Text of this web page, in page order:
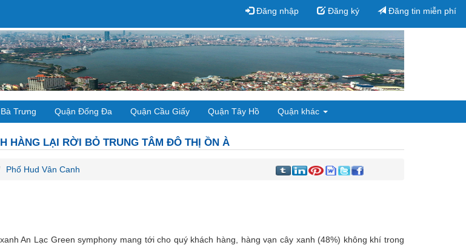
Đăng nhập Đăng ký Đăng tin miễn phí
Trưng Quận Đống Đa Quận Cầu Giấy Quận Tây Hồ Quận khác
HÀNG LẠI RỜI BỎ TRUNG TÂM ĐÔ THỊ ỒN À
Phố Hud Vân Canh
An Lạc Green symphony mang tới cho quý khách hàng, hàng vạn cây xanh (48%) không khí trong